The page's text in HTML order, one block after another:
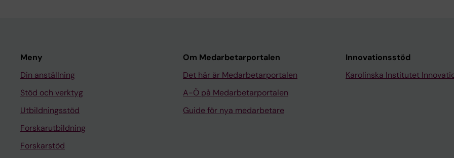
Meny
Din anställning
Stöd och verktyg
Utbildningsstöd
Forskarutbildning
Forskarstöd
Om Medarbetarportalen
Det här är Medarbetarportalen
A-Ö på Medarbetarportalen
Guide för nya medarbetare
Innovationsstöd
Karolinska Institutet